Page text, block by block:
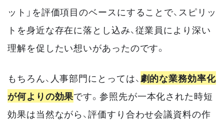
ット」を評価項目のベースにすることで、スピリッ
トを身近な存在に落とし込み、従業員により深い
理解を促したい想いがあったのです。
もちろん、人事部門にとっては、劇的な業務効率化
が何よりの効果です。参照先が一本化された時短
効果は当然ながら、評価すり合わせ会議資料の作